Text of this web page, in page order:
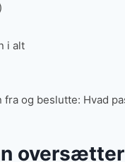
i alt
og beslutte: Hvad